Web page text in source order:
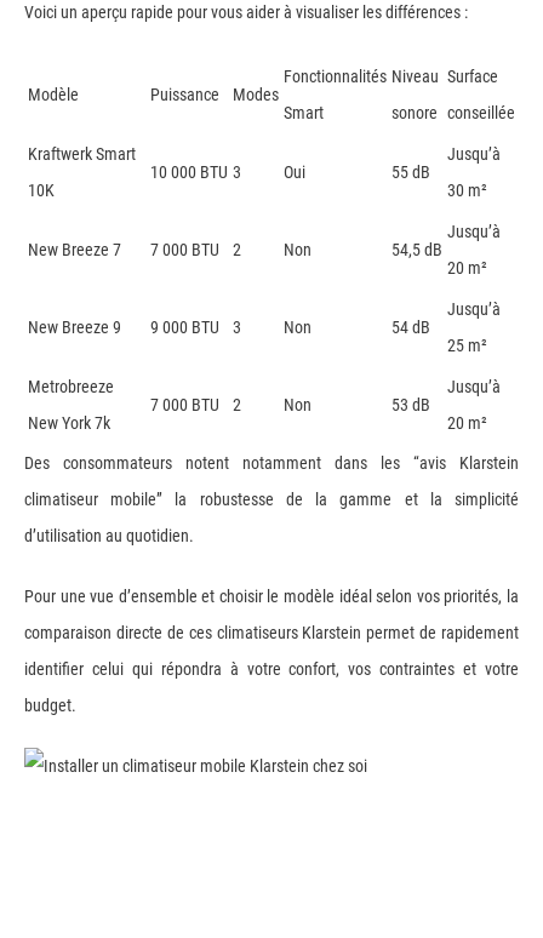
Voici un aperçu rapide pour vous aider à visualiser les différences :
Modèle Puissance Modes
Fonctionnalités
Smart
Niveau
sonore
Surface
conseillée
Kraftwerk Smart
10K
10 000 BTU 3 Oui 55 dB
Jusqu’à
30 m²
New Breeze 7 7 000 BTU 2 Non 54,5 dB
Jusqu’à
20 m²
New Breeze 9 9 000 BTU 3 Non 54 dB
Jusqu’à
25 m²
Metrobreeze
New York 7k
7 000 BTU 2 Non 53 dB
Jusqu’à
20 m²
Des consommateurs notent notamment dans les “avis Klarstein
climatiseur mobile” la robustesse de la gamme et la simplicité
d’utilisation au quotidien.
Pour une vue d’ensemble et choisir le modèle idéal selon vos priorités, la
comparaison directe de ces climatiseurs Klarstein permet de rapidement
identifier celui qui répondra à votre confort, vos contraintes et votre
budget.